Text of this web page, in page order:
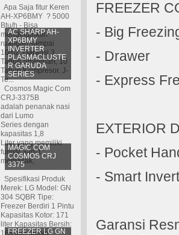
FREEZER
- Big
- Drawer
- Express
EXTERIOR
- Pocket
- Smart
Garansi
AC SHARP AH-
XP6BMY
INVERTER
PLASMACLUSTE
R GARUDA
SERIES
Apa Saja fitur Keren
AH-XP6BMY ? 5000
Btu/h - Bisa
mendinginkan
ruangan sampai
10m2. Garansi 3
Tahun Sparepart, 10
Tahun Kompresor. J-
Te...
MAGIC COM
COSMOS CRJ
3375
Cosmos Magic Com
CRJ-3375B
adalah penanak nasi
dari Lumo
Series dengan
kapasitas 1,8
Liter yang memiliki
fungsi 3-in-1:
memasak,
FREEZER LG GN
Spesifikasi Produk
Merek: LG Model: GN
304 SQBR Tipe:
Freezer Berdiri 1 Pintu
Kapasitas Kotor: 171
liter Kapasitas Bersih:
165 liter Jumla...